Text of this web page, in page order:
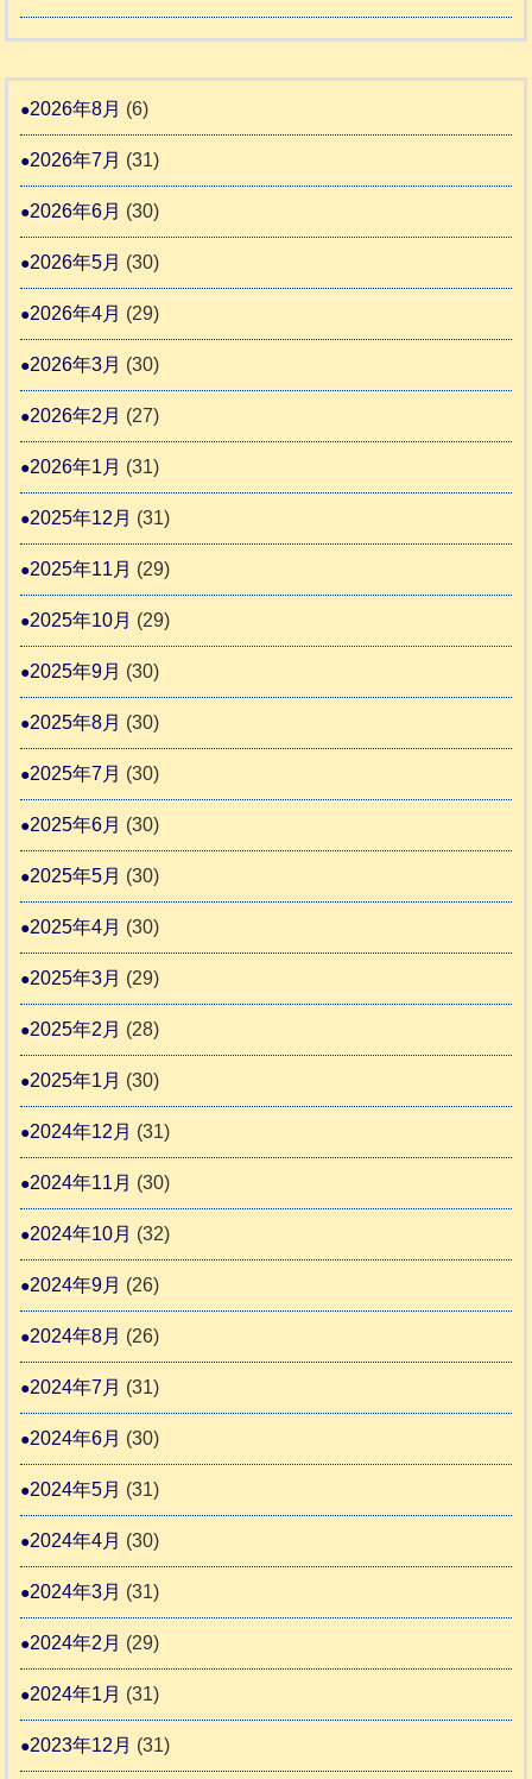
報
3
り
り
市
議
和
熊
震
援
報
2026年8月 (6)
2026年7月 (31)
2026年6月 (30)
2026年5月 (30)
2026年4月 (29)
2026年3月 (30)
2026年2月 (27)
2026年1月 (31)
2025年12月 (31)
2025年11月 (29)
2025年10月 (29)
2025年9月 (30)
2025年8月 (30)
2025年7月 (30)
2025年6月 (30)
2025年5月 (30)
2025年4月 (30)
2025年3月 (29)
2025年2月 (28)
2025年1月 (30)
2024年12月 (31)
2024年11月 (30)
2024年10月 (32)
2024年9月 (26)
2024年8月 (26)
2024年7月 (31)
2024年6月 (30)
2024年5月 (31)
2024年4月 (30)
2024年3月 (31)
2024年2月 (29)
2024年1月 (31)
2023年12月 (31)